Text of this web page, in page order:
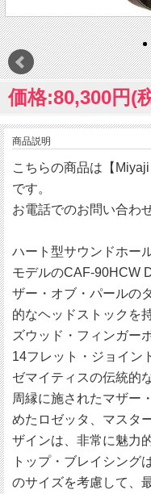
価格:80,300円(
商品説明
こちらの商品は【
です。
お電話でのお問い合わ
ハート型サウンドホー
モデルのCAF-90HCW
ザー・オブ・パールの
的なヘッドストックを
ズウッド・フィンガー
14フレット・ジョイン
ゼマイティスの伝統的
周縁に施されたマザー
めたロゼッタ、マスタ
ザインは、非常に魅力
トップ・ブレイシング
のサイズを考慮して、